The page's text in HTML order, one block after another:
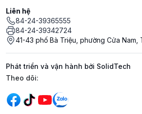
Liên hệ
84-24-39365555
84-24-39342724
41-43 phố Bà Triệu, phường Cửa Nam,
Phát triển và vận hành bởi SolidTech
Mạng xã hội
Theo dõi: